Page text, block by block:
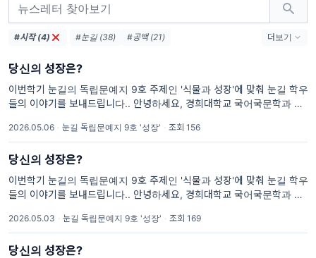
#시작 (4) #눈길 (38)
#공백 (21)
#겨울 음식 (13)
#독립문예지 8호 (13)
#식물 (4)
#성장 (4)
#독립문예지 9호 (4)
#1년 뒤 나에게 보내는 편지 (4)
더보기
당신의 성장은?
이번학기 눈길의 독립문예지 9호 주제인 '식물과 성장'에 맞춰 눈길 학우
들의 이야기를 보내드립니다.. 안녕하세요, 경희대학교 국어국문학과 창
같은 글들을 출판으로 아름답게 피워내기를 바라며 매학기 독립문예지를
2026.05.06 · 눈길 독립문예지 9호 '성장' · 조회 156
당신의 성장은?
이번학기 눈길의 독립문예지 9호 주제인 '식물과 성장'에 맞춰 눈길 학우
들의 이야기를 보내드립니다.. 안녕하세요, 경희대학교 국어국문학과 창
같은 글들을 출판으로 아름답게 피워내기를 바라며 매학기 독립문예지를
2026.05.03 · 눈길 독립문예지 9호 '성장' · 조회 169
당신의 성장은?